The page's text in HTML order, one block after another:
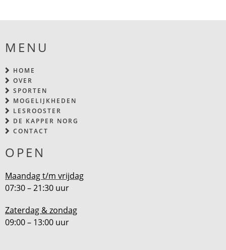
MENU
HOME
OVER
SPORTEN
MOGELIJKHEDEN
LESROOSTER
DE KAPPER NORG
CONTACT
OPEN
Maandag t/m vrijdag
07:30 – 21:30 uur
Zaterdag & zondag
09:00 – 13:00 uur